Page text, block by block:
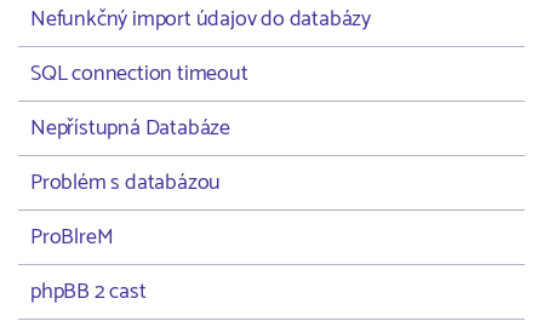
Nefunkčný import údajov do databázy
SQL connection timeout
Nepřístupná Databáze
Problém s databázou
ProBlreM
phpBB 2 cast